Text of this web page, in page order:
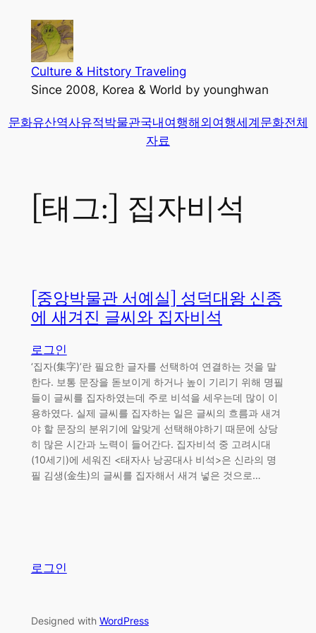
가
Culture & Hitstory Traveling
Since 2008, Korea & World by younghwan
문화유산역사유적박물관국내여행해외여행세계문화전체
자료
[태그:] 집자비석
[중앙박물관 서예실] 성덕대왕 신종
에 새겨진 글씨와 집자비석
로그인
‘집자(集字)’란 필요한 글자를 선택하여 연결하는 것을 말
한다. 보통 문장을 돋보이게 하거나 높이 기리기 위해 명필
들이 글씨를 집자하였는데 주로 비석을 세우는데 많이 이
용하였다. 실제 글씨를 집자하는 일은 글씨의 흐름과 새겨
야 할 문장의 분위기에 알맞게 선택해야하기 때문에 상당
히 많은 시간과 노력이 들어간다. 집자비석 중 고려시대
(10세기)에 세워진 <태자사 낭공대사 비석>은 신라의 명
필 김생(金生)의 글씨를 집자해서 새겨 넣은 것으로…
로그인
Designed with WordPress